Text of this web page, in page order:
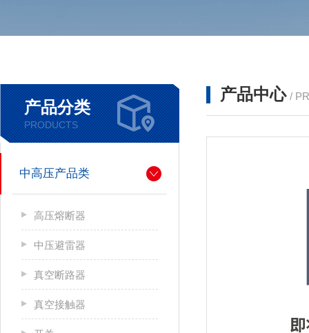
产品分类
PRODUCTS
中高压产品类
高压熔断器
中压避雷器
真空断路器
真空接触器
产品中心 /